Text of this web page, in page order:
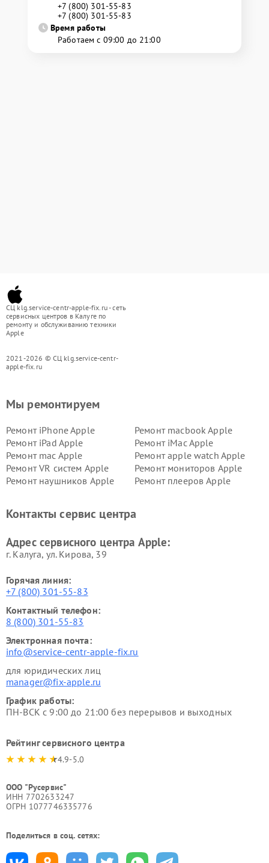
+7 (800) 301-55-83
+7 (800) 301-55-83
Время работы
Работаем с 09:00 до 21:00
СЦ klg.service-centr-apple-fix.ru - сеть
сервисных центров в Калуге по
ремонту и обслуживанию техники
Apple
2021-2026 © СЦ klg.service-centr-
apple-fix.ru
Мы ремонтируем
Ремонт iPhone Apple
Ремонт macbook Apple
Ремонт iPad Apple
Ремонт iMac Apple
Ремонт mac Apple
Ремонт apple watch Apple
Ремонт VR систем Apple
Ремонт мониторов Apple
Ремонт наушников Apple
Ремонт плееров Apple
Контакты сервис центра
Адрес сервисного центра Apple:
г. Калуга, ул. Кирова, 39
Горячая линия:
+7 (800) 301-55-83
Контактный телефон:
8 (800) 301-55-83
Электронная почта:
info@service-centr-apple-fix.ru
для юридических лиц
manager@fix-apple.ru
График работы:
ПН-ВСК с 9:00 до 21:00 без перерывов и выходных
Рейтинг сервисного центра
4.9-5.0
ООО "Русервис"
ИНН 7702633247
ОГРН 1077746335776
Поделиться в соц. сетях: